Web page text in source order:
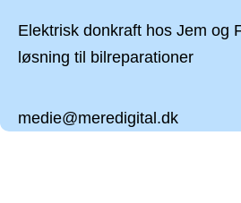
Elektrisk donkraft hos Jem og
løsning til bilreparationer
medie@meredigital.dk